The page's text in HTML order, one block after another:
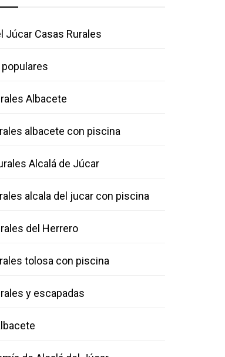
Júcar Casas Rurales
Albacete
albacete con piscina
Alcalá de Júcar
alcala del jucar con piscina
del Herrero
tolosa con piscina
y escapadas